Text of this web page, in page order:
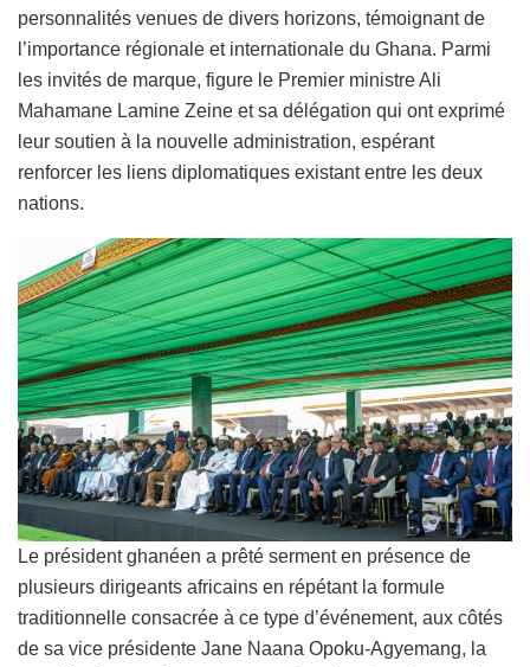
personnalités venues de divers horizons, témoignant de
l’importance régionale et internationale du Ghana. Parmi
les invités de marque, figure le Premier ministre Ali
Mahamane Lamine Zeine et sa délégation qui ont exprimé
leur soutien à la nouvelle administration, espérant
renforcer les liens diplomatiques existant entre les deux
nations.
Le président ghanéen a prêté serment en présence de
plusieurs dirigeants africains en répétant la formule
traditionnelle consacrée à ce type d’événement, aux côtés
de sa vice présidente Jane Naana Opoku-Agyemang, la